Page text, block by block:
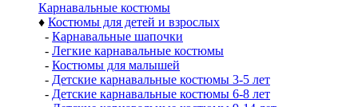
Карнавальные костюмы
♦ Костюмы для детей и взрослых
- Карнавальные шапочки
- Легкие карнавальные костюмы
- Костюмы для малышей
- Детские карнавальные костюмы 3-5 лет
- Детские карнавальные костюмы 6-8 лет